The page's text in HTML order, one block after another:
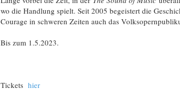
wo die Handlung spielt. Seit 2005 begeistert die
Courage in schweren Zeiten auch das
Bis zum 1.5.2023.
Tickets hier